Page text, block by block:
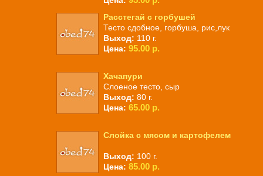
Расстегай с горбушей
Тесто сдобное, горбуша, рис,лук
Выход: 110 г.
Цена: 95.00 р.
Хачапури
Слоеное тесто, сыр
Выход: 80 г.
Цена: 65.00 р.
Слойка с мясом и картофелем
Выход: 100 г.
Цена: 85.00 р.